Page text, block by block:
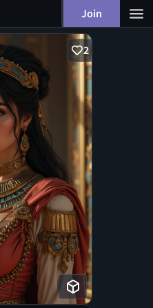
Join
2